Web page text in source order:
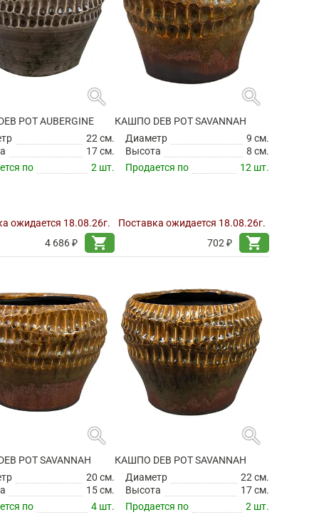
search
POT AUBERGINE
22 см.
17 см.
по
2 шт.
ожидается 18.08.26г.
4 686 ₽
shopping_cart
search
КАШПО DEB POT SAVANNAH
Диаметр
9 см.
Высота
8 см.
Продается по
12 шт.
Поставка ожидается 18.08.26г.
702 ₽
shopping_cart
search
POT SAVANNAH
20 см.
15 см.
по
4 шт.
search
КАШПО DEB POT SAVANNAH
Диаметр
22 см.
Высота
17 см.
Продается по
2 шт.